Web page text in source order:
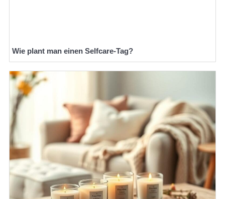
Wie plant man einen Selfcare-Tag?